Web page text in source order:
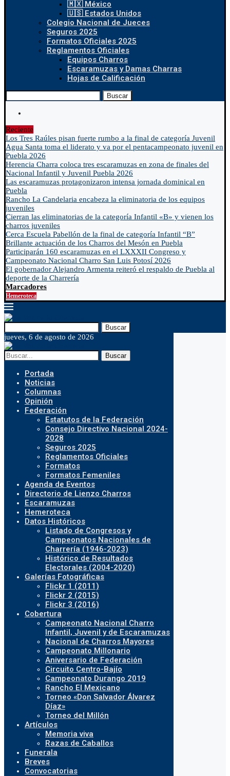
🇲🇽 México
🇺🇸 Estados Unidos
Colegio Nacional de Jueces
Seguros 2025
Formatos Oficiales 2025
Reglamentos Oficiales
Equipos Charros
Escaramuzas y Damas Charras
Hojas de Calificación
Buscar
Reciente
Los Tres Raúles pisan fuerte rumbo a la final de categoría Juvenil
Agua Santa toma el liderato y va por el pentacampeonato juvenil en
Puebla 2026
Herencia Charra coloca tres escaramuzas en zona de finales del
Nacional Infantil y Juvenil Puebla 2026
Las escaramuzas protagonizaron intensa jornada dominical en
Puebla
Rancho La Candelaria encabeza la eliminatoria de los equipos
juveniles
Cierran las eliminatorias de la categoría Infantil «B» y vienen los
charros juveniles
Cerca Escuela Pabellón de la final de categoría Infantil “B”
Brillante actuación de los Charros del Mesón en Puebla
Participarán 160 escaramuzas en el LXXXII Congreso y
Campeonato Nacional Charro San Luis Potosí 2026
El gobernador Alejandro Armenta reiteró el respaldo de Puebla al
deporte de la Charrería
Marcadores
Hemeroteca
Buscar
jueves, 6 de agosto de 2026
Buscar
Portada
Noticias
Columnas
Opinión
Federación
Estatutos de la Federación
Consejo Directivo Nacional 2024-
2028
Seguros 2025
Reglamentos Oficiales
Formatos
Formatos Femeniles
Agenda de Eventos
Directorio de Lienzo Charros
Escaramuzas
Hemeroteca
Datos Históricos
Listado de Congresos y
Campeonatos Nacionales de
Charrería (1946-2023)
Histórico de Resultados
Electorales (2004-2020)
Galerías Fotográficas
Flickr 1 (2011)
Flickr 2 (2015)
Flickr 3 (2016)
Cobertura
Campeonato Nacional Charro
Infantil, Juvenil y de Escaramuzas
Nacional de Charros Mayores
Campeonato Millonario
Aniversario de Federación
Circuito Centro-Bajío
Campeonato Durango 2019
Rancho El Mexicano
Torneo «Don Salvador Álvarez
Díaz»
Torneo del Millón
Artículos
Memoria viva
Razas de Caballos
Funerala
Breves
Convocatorias